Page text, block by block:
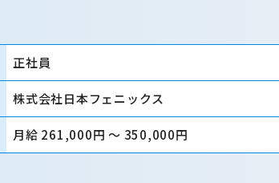
正社員
株式会社日本フェニックス
月給 261,000円 〜 350,000円